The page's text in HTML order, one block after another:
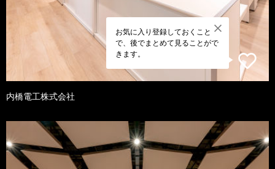
お気に入り登録しておくこと
で、後でまとめて見ることがで
きます。
内橋電工株式会社